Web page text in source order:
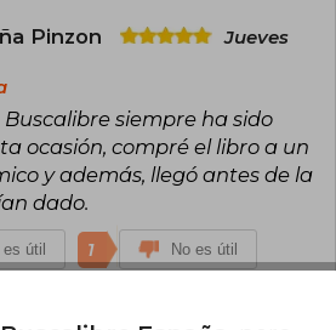
Pinzon
Jueves
siempre ha sido
ocasión, compré el libro a un
y además, llegó antes de la
dado.
útil 1 No es útil
Inicia sesión
para poder